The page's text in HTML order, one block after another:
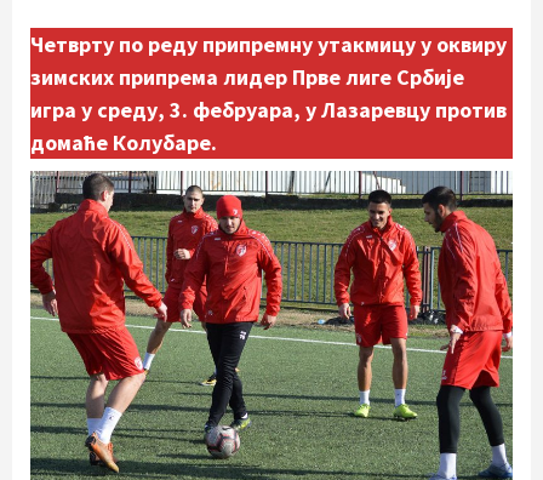
Четврту по реду припремну утакмицу у оквиру
зимских припрема лидер Прве лиге Србије
игра у среду, 3. фебруара, у Лазаревцу против
домаће Колубаре.